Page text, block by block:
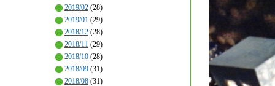
2019/02 (28)
2019/01 (29)
2018/12 (28)
2018/11 (29)
2018/10 (28)
2018/09 (31)
2018/08 (31)